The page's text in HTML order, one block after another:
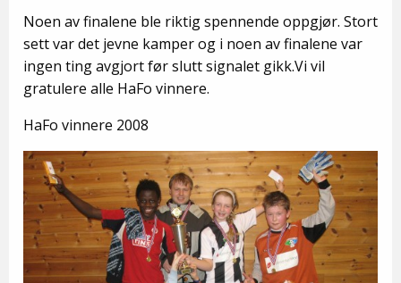
Noen av finalene ble riktig spennende oppgjør. Stort
sett var det jevne kamper og i noen av finalene var
ingen ting avgjort før slutt signalet gikk.Vi vil
gratulere alle HaFo vinnere.
HaFo vinnere 2008